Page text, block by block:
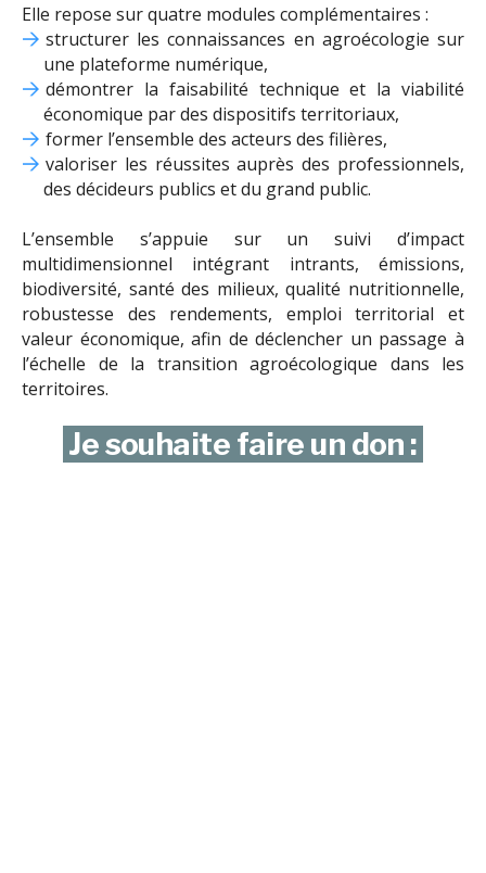
Elle repose sur quatre modules complémentaires :
structurer les connaissances en agroécologie sur
une plateforme numérique,
démontrer la faisabilité technique et la viabilité
économique par des dispositifs territoriaux,
former l’ensemble des acteurs des filières,
valoriser les réussites auprès des professionnels,
des décideurs publics et du grand public.
L’ensemble s’appuie sur un suivi d’impact
multidimensionnel intégrant intrants, émissions,
biodiversité, santé des milieux, qualité nutritionnelle,
robustesse des rendements, emploi territorial et
valeur économique, afin de déclencher un passage à
l’échelle de la transition agroécologique dans les
territoires.
Je souhaite faire un don :